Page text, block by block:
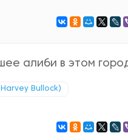
алиби в этом
Bullock)